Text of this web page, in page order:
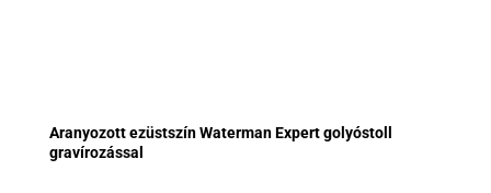
Aranyozott ezüstszín Waterman Expert golyóstoll
gravírozással